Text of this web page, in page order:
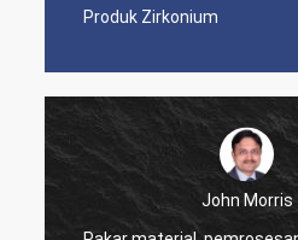
Produk Zirkonium
John Morris